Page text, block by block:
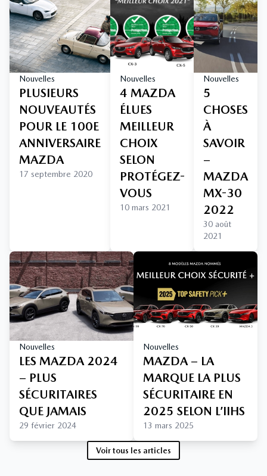
Nouvelles
PLUSIEURS
NOUVEAUTÉS
POUR LE 100E
ANNIVERSAIRE
MAZDA
17 septembre 2020
Nouvelles
4 MAZDA
ÉLUES
MEILLEUR
CHOIX
SELON
PROTÉGEZ-
VOUS
10 mars 2021
Nouvelles
5
CHOSES
À
SAVOIR
–
MAZDA
MX-30
2022
30 août
2021
Nouvelles
LES MAZDA 2024
– PLUS
SÉCURITAIRES
QUE JAMAIS
29 février 2024
Nouvelles
MAZDA – LA
MARQUE LA PLUS
SÉCURITAIRE EN
2025 SELON L’IIHS
13 mars 2025
Voir tous les articles